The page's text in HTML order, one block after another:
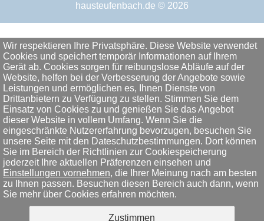
hausteufenbach.de © 2026
Wir respektieren Ihre Privatsphäre. Diese Website verwendet
Cookies und speichert temporär Informationen auf Ihrem
Gerät ab. Cookies sorgen für reibungslose Abläufe auf der
Website, helfen bei der Verbesserung der Angebote sowie
Leistungen und ermöglichen es, Ihnen Dienste von
Drittanbietern zu Verfügung zu stellen. Stimmen Sie dem
Einsatz von Cookies zu und genießen Sie das Angebot
dieser Website in vollem Umfang. Wenn Sie die
eingeschränkte Nutzererfahrung bevorzugen, besuchen Sie
unsere Seite mit den Dateschutzbestimmungen. Dort können
Sie im Bereich der Richtlinien zur Cookiespeicherung
jederzeit Ihre aktuellen Präferenzen einsehen und
Einstellungen vornehmen, die Ihrer Meinung nach am besten
zu Ihnen passen. Besuchen diesen Bereich auch dann, wenn
Sie mehr über Cookies erfahren möchten.